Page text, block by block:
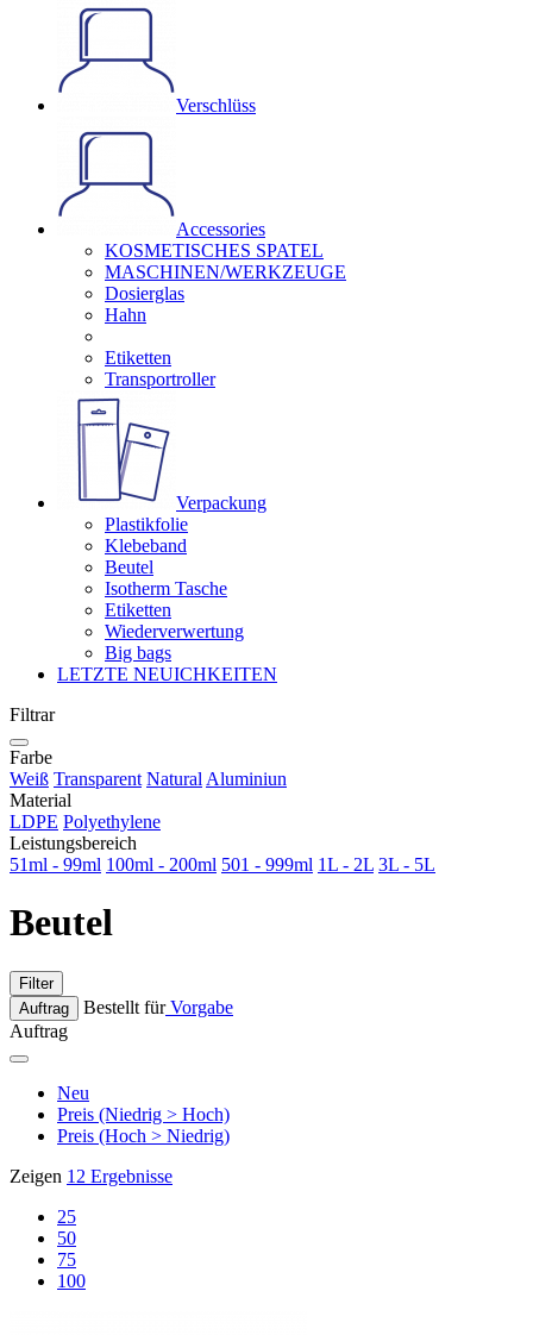
Verschlüss
Accessories
KOSMETISCHES SPATEL
MASCHINEN/WERKZEUGE
Dosierglas
Hahn
Etiketten
Transportroller
Verpackung
Plastikfolie
Klebeband
Beutel
Isotherm Tasche
Etiketten
Wiederverwertung
Big bags
LETZTE NEUICHKEITEN
Filtrar
Farbe
Weiß Transparent Natural Aluminiun
Material
LDPE Polyethylene
Leistungsbereich
51ml - 99ml 100ml - 200ml 501 - 999ml 1L - 2L 3L - 5L
Beutel
Filter
Auftrag
Bestellt fürVorgabe
Auftrag
Neu
Preis (Niedrig > Hoch)
Preis (Hoch > Niedrig)
Zeigen 12 Ergebnisse
25
50
75
100